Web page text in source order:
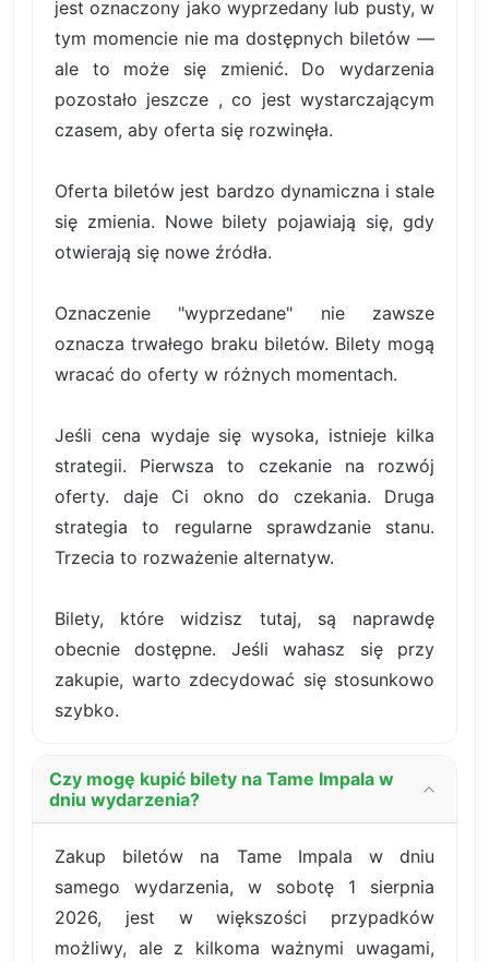
jest oznaczony jako wyprzedany lub pusty, w
tym momencie nie ma dostępnych biletów —
ale to może się zmienić. Do wydarzenia
pozostało jeszcze , co jest wystarczającym
czasem, aby oferta się rozwinęła.
Oferta biletów jest bardzo dynamiczna i stale
się zmienia. Nowe bilety pojawiają się, gdy
otwierają się nowe źródła.
Oznaczenie "wyprzedane" nie zawsze
oznacza trwałego braku biletów. Bilety mogą
wracać do oferty w różnych momentach.
Jeśli cena wydaje się wysoka, istnieje kilka
strategii. Pierwsza to czekanie na rozwój
oferty. daje Ci okno do czekania. Druga
strategia to regularne sprawdzanie stanu.
Trzecia to rozważenie alternatyw.
Bilety, które widzisz tutaj, są naprawdę
obecnie dostępne. Jeśli wahasz się przy
zakupie, warto zdecydować się stosunkowo
szybko.
Czy mogę kupić bilety na Tame Impala w
dniu wydarzenia?
Zakup biletów na Tame Impala w dniu
samego wydarzenia, w sobotę 1 sierpnia
2026, jest w większości przypadków
możliwy, ale z kilkoma ważnymi uwagami,